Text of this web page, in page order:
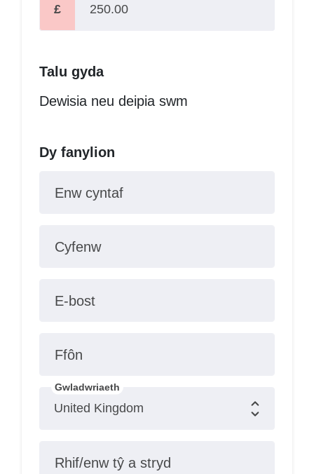
£
Talu gyda
Dewisia neu deipia swm
Dy fanylion
Enw cyntaf
Cyfenw
E-bost
Ffôn
Gwladwriaeth
Rhif/enw tŷ a stryd